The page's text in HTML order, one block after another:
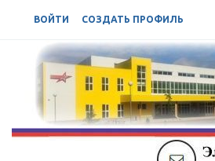
ВОЙТИ СОЗДАТЬ ПРОФИЛЬ